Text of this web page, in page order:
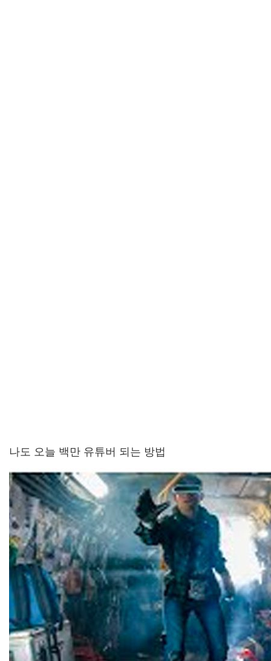
나도 오늘 백만 유튜버 되는 방법